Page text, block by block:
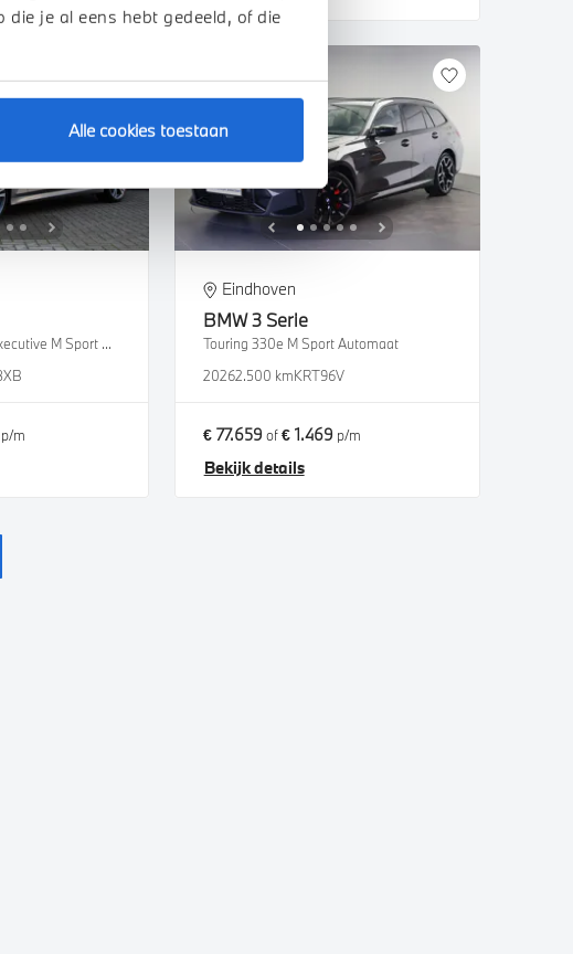
je al eens hebt gedeeld, of die
Alle cookies toestaan
Touring 330e High Executive M Sport Automaat
m
Eindhoven
BMW 3 Serie
Touring 330e M Sport Automaat
20262.500 kmKRT96V
€ 77.659 of€ 1.469 p/m
Bekijk details